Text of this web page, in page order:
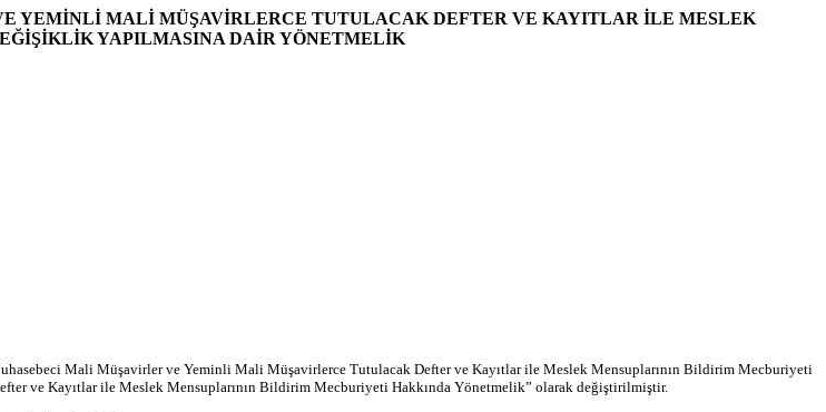
YEMİNLİ MALİ MÜŞAVİRLERCE TUTULACAK DEFTER VE KAYITLAR İLE MESLEK
YAPILMASINA DAİR YÖNETMELİK
Mali Müşavirler ve Yeminli Mali Müşavirlerce Tutulacak Defter ve Kayıtlar ile Meslek Mensuplarının Bildirim Mecburiyeti
ve Kayıtlar ile Meslek Mensuplarının Bildirim Mecburiyeti Hakkında Yönetmelik” olarak değiştirilmiştir.